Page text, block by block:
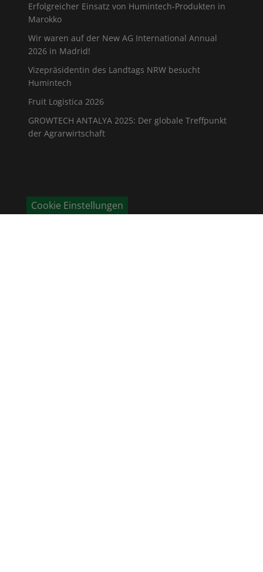
Erfolgreicher Einsatz von Humintech-Produkten in
Marokko
Wir waren auf der New AG International Annual
2026 in Madrid!
Vizepräsidentin des Landtags NRW besucht
Humintech
Fruit Logistica 2026
GROWTECH ANTALYA 2025: Der globale Treffpunkt
der Agrarwirtschaft
Cookie Einstellungen